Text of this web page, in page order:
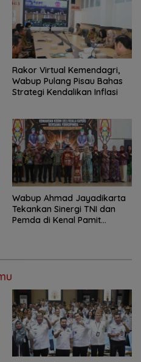
Rakor Virtual Kemendagri,
Wabup Pulang Pisau Bahas
Strategi Kendalikan Inflasi
Wabup Ahmad Jayadikarta
Tekankan Sinergi TNI dan
Pemda di Kenal Pamit